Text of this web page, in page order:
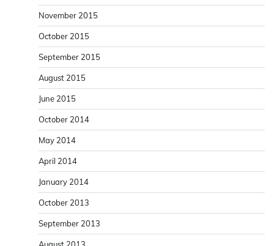
November 2015
October 2015
September 2015
August 2015
June 2015
October 2014
May 2014
April 2014
January 2014
October 2013
September 2013